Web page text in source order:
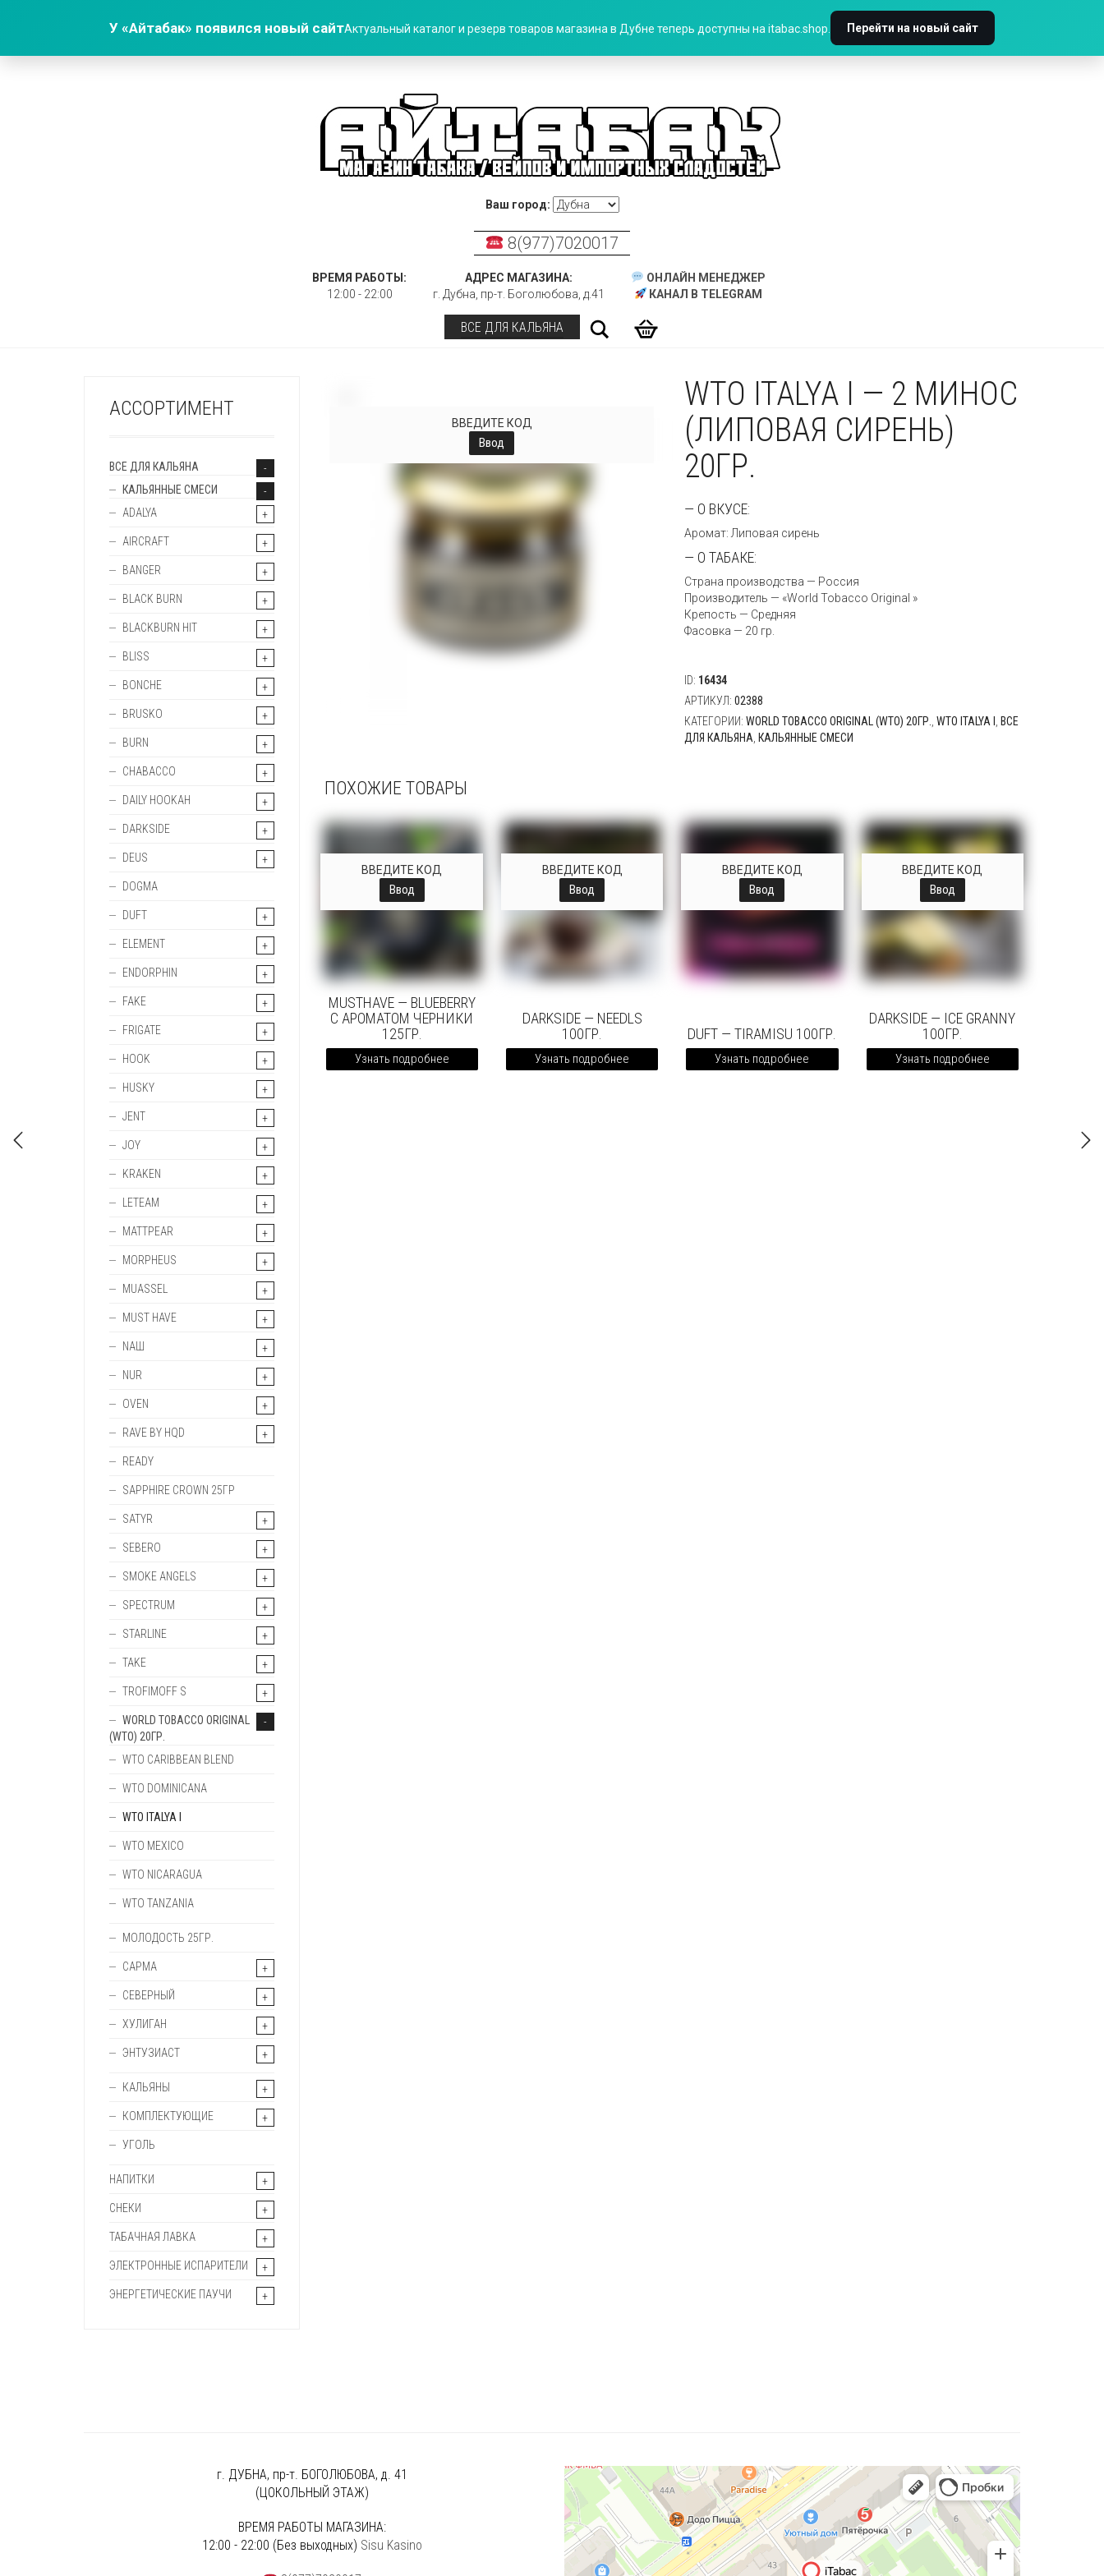
У «Айтабак» появился новый сайтАктуальный каталог и резерв товаров магазина в Дубне теперь доступны на itabac.shop. Перейти на новый сайт
Ваш город:
8(977)7020017
ВРЕМЯ РАБОТЫ:
12:00 - 22:00
АДРЕС МАГАЗИНА:
г. Дубна, пр-т. Боголюбова, д.41
ОНЛАЙН МЕНЕДЖЕР
КАНАЛ В TELEGRAM
ВСЕ ДЛЯ КАЛЬЯНА Поиск
ВВЕДИТЕ КОД
Ввод
WTO ITALYA I — 2 МИНОС
(ЛИПОВАЯ СИРЕНЬ)
20ГР.
— О ВКУСЕ:
Аромат: Липовая сирень
— О ТАБАКЕ:
Страна производства — Россия
Производитель — «World Tobacco Original »
Крепость — Средняя
Фасовка — 20 гр.
ID: 16434
АРТИКУЛ:02388
КАТЕГОРИИ:WORLD TOBACCO ORIGINAL (WTO) 20ГР. ,WTO ITALYA I
ВСЕ
ДЛЯ КАЛЬЯНА КАЛЬЯННЫЕ СМЕСИ
ПОХОЖИЕ ТОВАРЫ
ВВЕДИТЕ КОД
Ввод
MUSTHAVE — BLUEBERRY
С АРОМАТОМ ЧЕРНИКИ
125ГР.
Узнать подробнее
ВВЕДИТЕ КОД
Ввод
DARKSIDE — NEEDLS
100ГР.
Узнать подробнее
ВВЕДИТЕ КОД
Ввод
DUFT — TIRAMISU 100ГР.
Узнать подробнее
ВВЕДИТЕ КОД
Ввод
DARKSIDE — ICE GRANNY
100ГР.
Узнать подробнее
АССОРТИМЕНТ
ВСЕ ДЛЯ КАЛЬЯНА
КАЛЬЯННЫЕ СМЕСИ
ADALYA
AIRCRAFT
BANGER
BLACK BURN
BLACKBURN HIT
BLISS
BONCHE
BRUSKO
BURN
CHABACCO
DAILY HOOKAH
DARKSIDE
DEUS
DOGMA
DUFT
ELEMENT
ENDORPHIN
FAKE
FRIGATE
HOOK
HUSKY
JENT
JOY
KRAKEN
LETEAM
MATTPEAR
MORPHEUS
MUASSEL
MUST HAVE
NAШ
NUR
OVEN
RAVE BY HQD
READY
SAPPHIRE CROWN 25ГР
SATYR
SEBERO
SMOKE ANGELS
SPECTRUM
STARLINE
TAKE
TROFIMOFF S
WORLD TOBACCO ORIGINAL
(WTO) 20ГР.
WTO CARIBBEAN BLEND
WTO DOMINICANA
WTO ITALYA I
WTO MEXICO
WTO NICARAGUA
WTO TANZANIA
МОЛОДОСТЬ 25ГР.
САРМА
СЕВЕРНЫЙ
ХУЛИГАН
ЭНТУЗИАСТ
КАЛЬЯНЫ
КОМПЛЕКТУЮЩИЕ
УГОЛЬ
НАПИТКИ
СНЕКИ
ТАБАЧНАЯ ЛАВКА
ЭЛЕКТРОННЫЕ ИСПАРИТЕЛИ
ЭНЕРГЕТИЧЕСКИЕ ПАУЧИ
г. ДУБНА, пр-т. БОГОЛЮБОВА, д. 41
(ЦОКОЛЬНЫЙ ЭТАЖ)
ВРЕМЯ РАБОТЫ МАГАЗИНА:
12:00 - 22:00 (Без выходных) Sisu Kasino